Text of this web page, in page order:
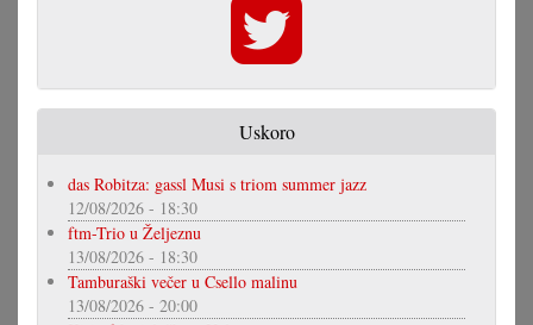
Uskoro
das Robitza: gassl Musi s triom summer jazz
12/08/2026 - 18:30
ftm-Trio u Željeznu
13/08/2026 - 18:30
Tamburaški večer u Csello malinu
13/08/2026 - 20:00